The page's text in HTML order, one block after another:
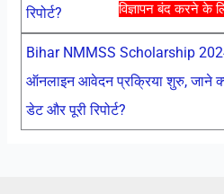
विज्ञापन बंद करने के
रिपोर्ट?
Bihar NMMSS Scholarship
ऑनलाइन आवेदन प्रक्रिया शुरु, जाने
डेट और पूरी रिपोर्ट?